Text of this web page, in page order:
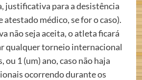
justificativa para a desistência
atestado médico, se for o caso).
não seja aceita, o atleta ficará
qualquer torneio internacional
ou 1 (um) ano, caso não haja
ocorrendo durante os